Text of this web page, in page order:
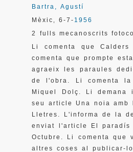
Bartra, Agustí
Mèxic ,6-7- 1956
2 fulls mecanoscrits
Li comenta que
comenta que prompte
agraeix les paraules
de l'obra. Li comenta
Miquel Dolç. Li demana
seu article Una noia amb
Lletres. L'informa de la
enviat l'article El
Octubre. Li comenta que
altres coses al publicar-